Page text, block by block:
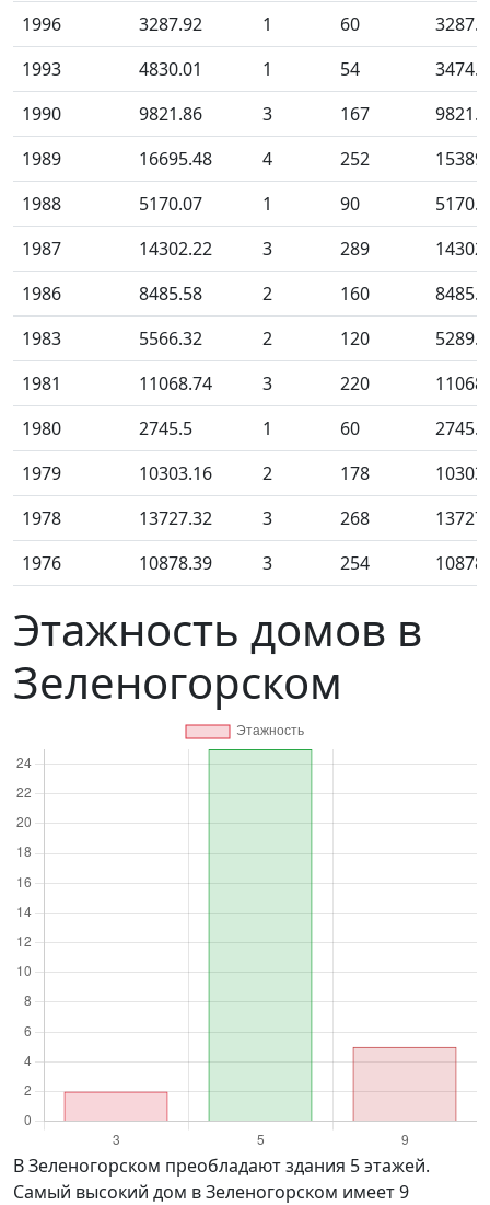
1996
3287.92 1 60
1993
4830.01 1 54
1990
9821.86 3 167
1989
16695.48 4 252
1988
5170.07 1 90
1987
14302.22 3 289
1986
8485.58 2 160
1983
5566.32 2 120
1981
11068.74 3 220
1980
2745.5 1 60
1979
10303.16 2 178
1978
13727.32 3 268
1976
10878.39 3 254
Этажность домов в
Зеленогорском
в Зеленогорском преобладают здания 5 этажей.
Самый высокий дом в Зеленогорском имеет 9